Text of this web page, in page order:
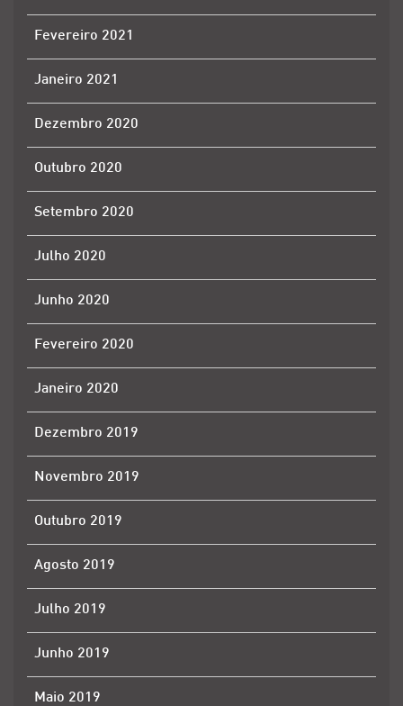
Fevereiro 2021
Janeiro 2021
Dezembro 2020
Outubro 2020
Setembro 2020
Julho 2020
Junho 2020
Fevereiro 2020
Janeiro 2020
Dezembro 2019
Novembro 2019
Outubro 2019
Agosto 2019
Julho 2019
Junho 2019
Maio 2019